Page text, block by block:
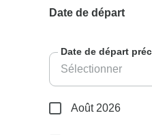
Date de départ
Date de départ
Août 2026